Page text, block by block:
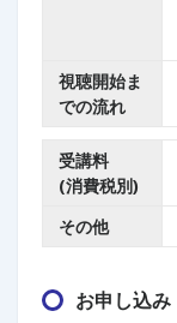
視聴開始ま
での流れ
受講料
(消費税別)
その他
お申し込み